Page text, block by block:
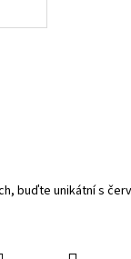
buďte unikátní s